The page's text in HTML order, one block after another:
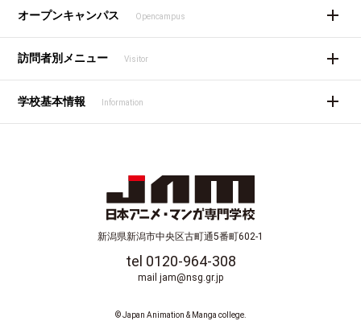
オープンキャンパス Opencampus
訪問者別メニュー Visitor
学校基本情報 Information
新潟県新潟市中央区古町通5番町602-1
tel 0120-964-308
mail jam@nsg.gr.jp
© Japan Animation & Manga college.